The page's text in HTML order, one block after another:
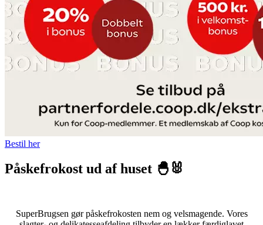
Bestil her
Påskefrokost ud af huset 🐣🐰
SuperBrugsen gør påskefrokosten nem og velsmagende. Vores